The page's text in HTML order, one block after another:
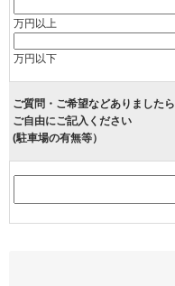
万円以上
万円以下
ご質問・ご希望などありましたら
ご自由にご記入ください
(駐車場の有無等）